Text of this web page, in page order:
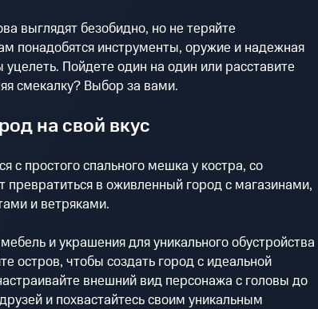
выглядят безобидно, но не теряйте
понадобятся инструменты, оружие и надежная
уцелеть. Пойдете один на один или расставите
смекалку? Выбор за вами.
на свой вкус
с простого спального мешка у костра, со
в оживленный город с магазинами,
и ветряками.
и украшения для уникального обустройства
остров, чтобы создать город с идеальной
внешний вид персонажа с головы до
и похвастайтесь своим уникальным